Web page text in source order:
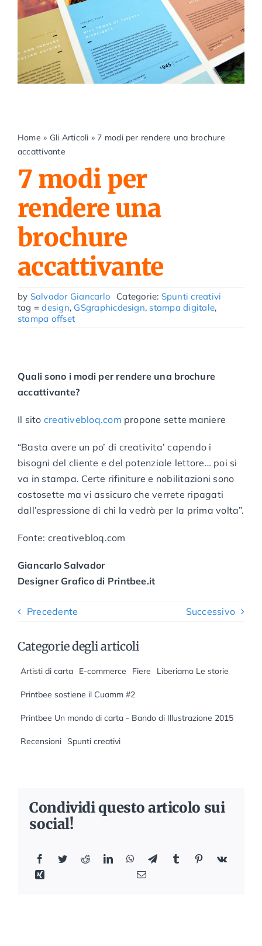
Home » Gli Articoli » 7 modi per rendere una brochure
accattivante
7 modi per
rendere una
brochure
accattivante
by Salvador Giancarlo Categorie: Spunti creativi
tag =design, GSgraphicdesign, stampa digitale,
stampa offset
Quali sono i modi per rendere una brochure
accattivante?
Il sito creativebloq.com propone sette maniere
“Basta avere un po’ di creativita’ capendo i
bisogni del cliente e del potenziale lettore… poi si
va in stampa. Certe rifiniture e nobilitazioni sono
costosette ma vi assicuro che verrete ripagati
dall’espressione di chi la vedrà per la prima volta”.
Fonte: creativebloq.com
Giancarlo Salvador‬
Designer Grafico di Printbee.it
Precedente Successivo
Categorie degli articoli
Artisti di carta E-commerce Fiere Liberiamo Le storie
Printbee sostiene il Cuamm #2
Printbee Un mondo di carta - Bando di Illustrazione 2015
Recensioni Spunti creativi
Condividi questo articolo sui
social!